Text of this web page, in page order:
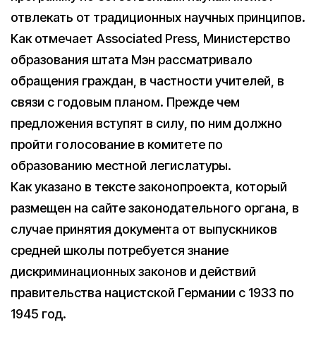
отвлекать от традиционных научных принципов.
Как отмечает Associated Press, Министерство
образования штата Мэн рассматривало
обращения граждан, в частности учителей, в
связи с годовым планом. Прежде чем
предложения вступят в силу, по ним должно
пройти голосование в комитете по
образованию местной легислатуры.
Как указано в тексте законопроекта, который
размещен на сайте законодательного органа, в
случае принятия документа от выпускников
средней школы потребуется знание
дискриминационных законов и действий
правительства нацистской Германии с 1933 по
1945 год.